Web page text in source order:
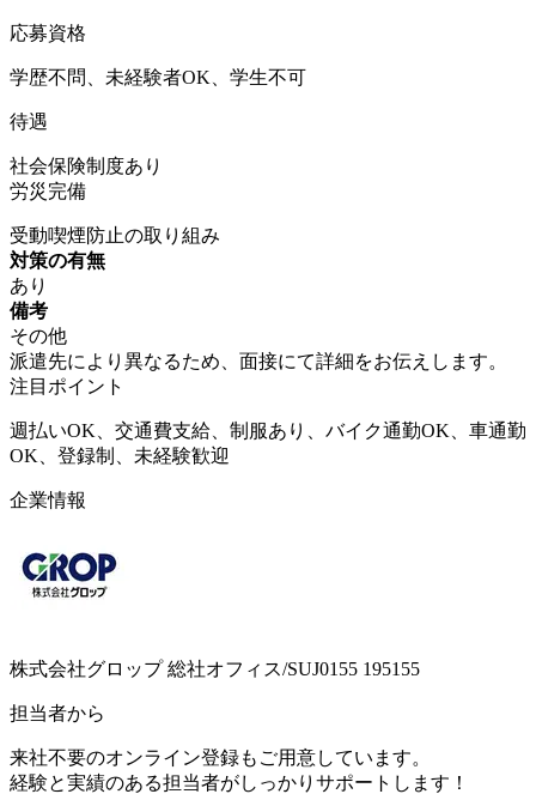
応募資格
学歴不問、未経験者OK、学生不可
待遇
社会保険制度あり
労災完備
受動喫煙防止の取り組み
対策の有無
あり
備考
その他
派遣先により異なるため、面接にて詳細をお伝えします。
注目ポイント
週払いOK、交通費支給、制服あり、バイク通勤OK、車通勤
OK、登録制、未経験歓迎
企業情報
株式会社グロップ 総社オフィス/SUJ0155 195155
担当者から
来社不要のオンライン登録もご用意しています。
経験と実績のある担当者がしっかりサポートします！